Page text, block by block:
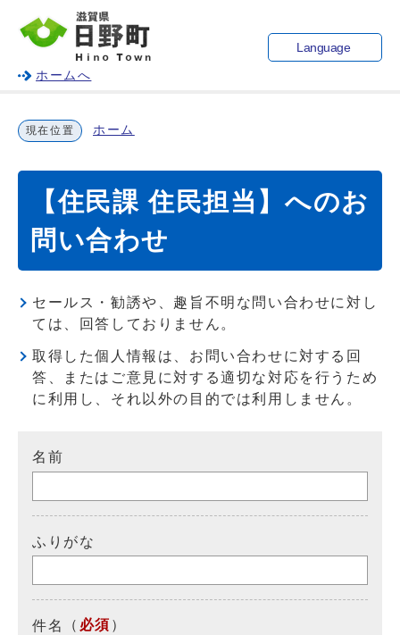
ホームへ
Language
現在位置 ホーム
【住民課 住民担当】へのお
問い合わせ
セールス・勧誘や、趣旨不明な問い合わせに対し
ては、回答しておりません。
取得した個人情報は、お問い合わせに対する回
答、またはご意見に対する適切な対応を行うため
に利用し、それ以外の目的では利用しません。
名前
ふりがな
件名 （ 必須 ）